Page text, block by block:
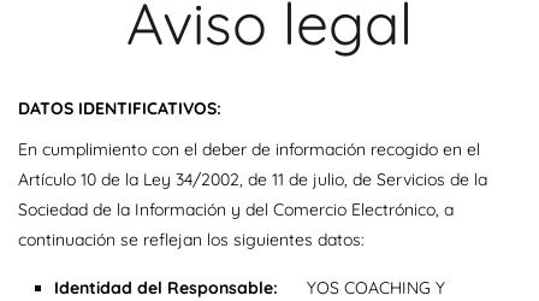
Aviso legal
DATOS IDENTIFICATIVOS:
En cumplimiento con el deber de información recogido en el
Artículo 10 de la Ley 34/2002, de 11 de julio, de Servicios de la
Sociedad de la Información y del Comercio Electrónico, a
continuación se reflejan los siguientes datos:
Identidad del Responsable:
YOS COACHING Y